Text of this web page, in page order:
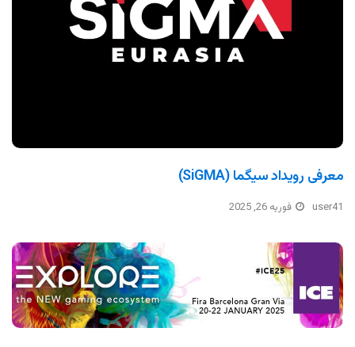
معرفی رویداد سیگما (SiGMA)
user41 فوریه 26, 2025